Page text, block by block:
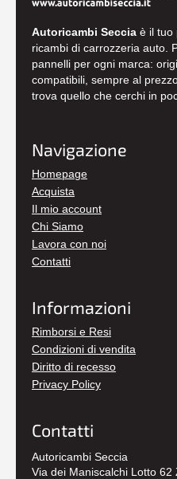
Autoricambi Seccia è il tuo
ricambi di carrozzeria auto.
pannelli per ogni marca:
compatibili, sempre al
trova quello che cerchi in
Navigazione
Homepage
Acquista
Il mio account
Chi Siamo
Lavora con noi
Contatti
Informazioni
Rimborsi e Resi
Condizioni di vendita
Diritto di recesso
Privacy Policy
Contatti
Autoricambi Seccia
Via dei Maniscalchi Lotto 62